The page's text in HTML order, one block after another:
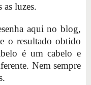
as luzes.
aqui no blog,
o resultado obtido
é um cabelo e
Nem sempre